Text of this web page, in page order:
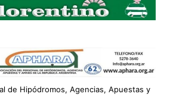
de Hipódromos, Agencias, Apuestas y